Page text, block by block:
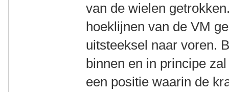
van de wielen
hoeklijnen van de VM
uitsteeksel naar voren.
binnen en in principe
een positie waarin de